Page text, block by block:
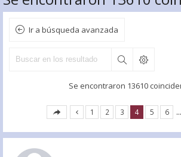
Ir a búsqueda avanzada
Se encontraron 13610
1 2 3 4 5 6 …